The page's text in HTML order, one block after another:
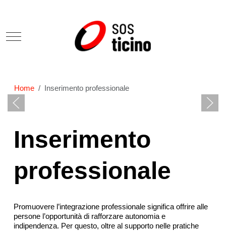
Mobile Menu Toggle
Home Inserimento professionale
Inserimento
professionale
Promuovere l’integrazione professionale significa offrire alle
persone l’opportunità di rafforzare autonomia e
indipendenza. Per questo, oltre al supporto nelle pratiche